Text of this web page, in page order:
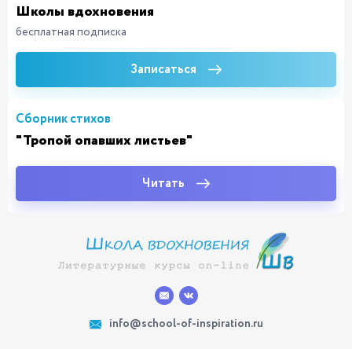
Школы вдохновения
бесплатная подписка
Записаться
Сборник стихов
"Тропой опавших листьев"
Читать
info@school-of-inspiration.ru